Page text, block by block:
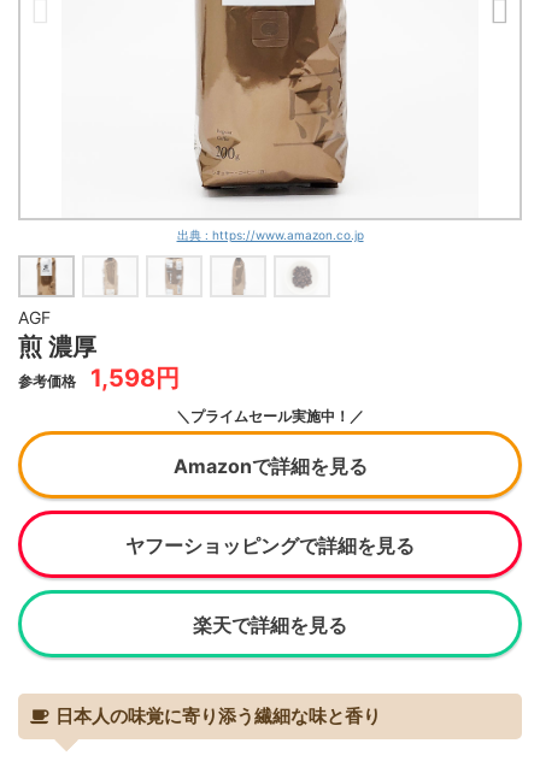
出典 : https://www.amazon.co.jp
AGF
煎 濃厚
参考価格 1,598円
＼プライムセール実施中！／
Amazonで詳細を見る
ヤフーショッピングで詳細を見る
楽天で詳細を見る
日本人の味覚に寄り添う繊細な味と香り